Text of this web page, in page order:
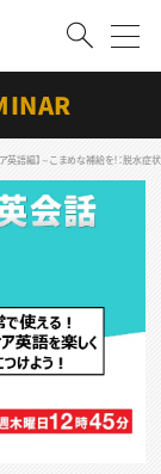
登録
英語編】～こまめな補給を！：脱水症